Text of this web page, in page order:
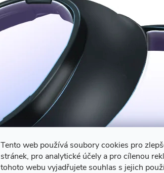
Tento web používá soubory cookies pro
stránek, pro analytické účely a pro cílenou
tohoto webu vyjadřujete souhlas s jejich